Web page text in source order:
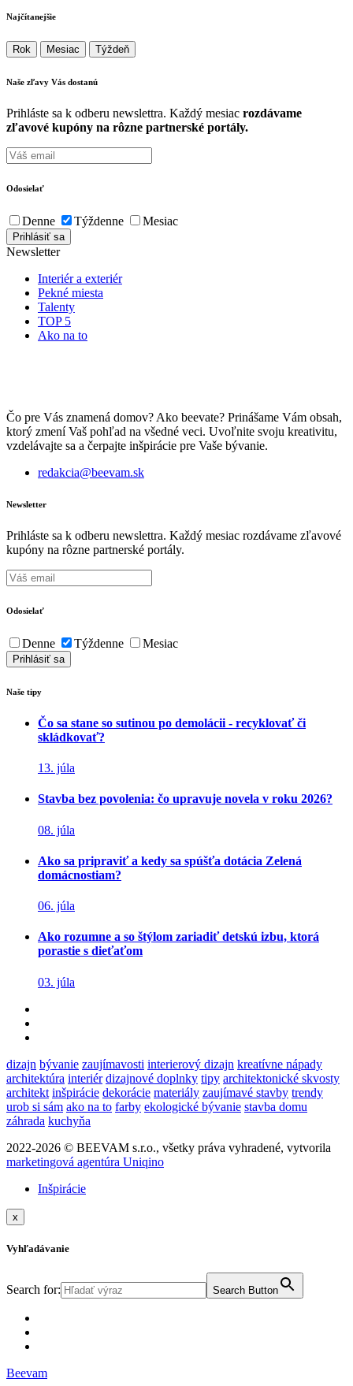
Najčítanejšie
Rok Mesiac Týždeň
Naše zľavy Vás dostanú
Prihláste sa k odberu newslettra. Každý mesiac rozdávame
zľavové kupóny na rôzne partnerské portály.
Odosielať
Denne Týždenne Mesiac
Newsletter
Interiér a exteriér
Pekné miesta
Talenty
TOP 5
Ako na to
Čo pre Vás znamená domov? Ako beevate? Prinášame Vám obsah,
ktorý zmení Vaš pohľad na všedné veci. Uvoľnite svoju kreativitu,
vzdelávajte sa a čerpajte inšpirácie pre Vaše bývanie.
redakcia@beevam.sk
Newsletter
Prihláste sa k odberu newslettra. Každý mesiac rozdávame zľavové
kupóny na rôzne partnerské portály.
Odosielať
Denne Týždenne Mesiac
Naše tipy
Čo sa stane so sutinou po demolácii - recyklovať či
skládkovať?
13. júla
Stavba bez povolenia: čo upravuje novela v roku 2026?
08. júla
Ako sa pripraviť a kedy sa spúšťa dotácia Zelená
domácnostiam?
06. júla
Ako rozumne a so štýlom zariadiť detskú izbu, ktorá
porastie s dieťaťom
03. júla
dizajn bývanie zaujímavosti interierový dizajn kreatívne nápady
architektúra interiér dizajnové doplnky tipy architektonické skvosty
architekt inšpirácie dekorácie materiály zaujímavé stavby trendy
urob si sám ako na to farby ekologické bývanie stavba domu
záhrada kuchyňa
2022-2026 © BEEVAM s.r.o., všetky práva vyhradené, vytvorila
marketingová agentúra Uniqino
Inšpirácie
x
Vyhľadávanie
Search for: Search Button
Beevam